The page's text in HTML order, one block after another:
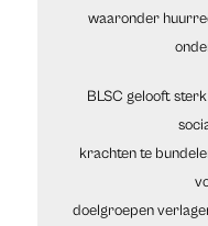
waaronder
BLSC gelooft
krachten te
doelgroepen